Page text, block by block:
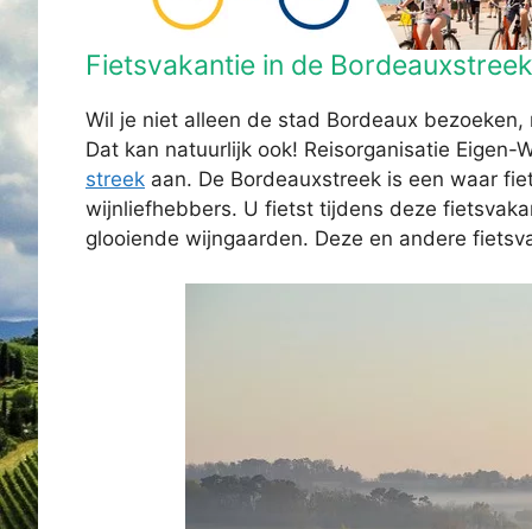
Fietsvakantie in de Bordeauxstreek
Wil je niet alleen de stad Bordeaux
Dat kan natuurlijk ook! Reisorganisatie Eigen-
streek aan. De Bordeauxstreek is een waar
wijnliefhebbers. U fietst tijdens deze
glooiende wijngaar­den. Deze en andere